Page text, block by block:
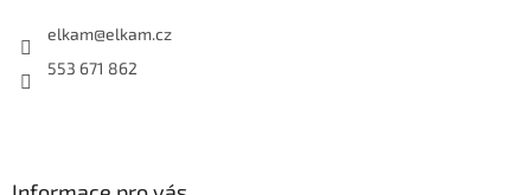
elkam@elkam.cz
553 671 862